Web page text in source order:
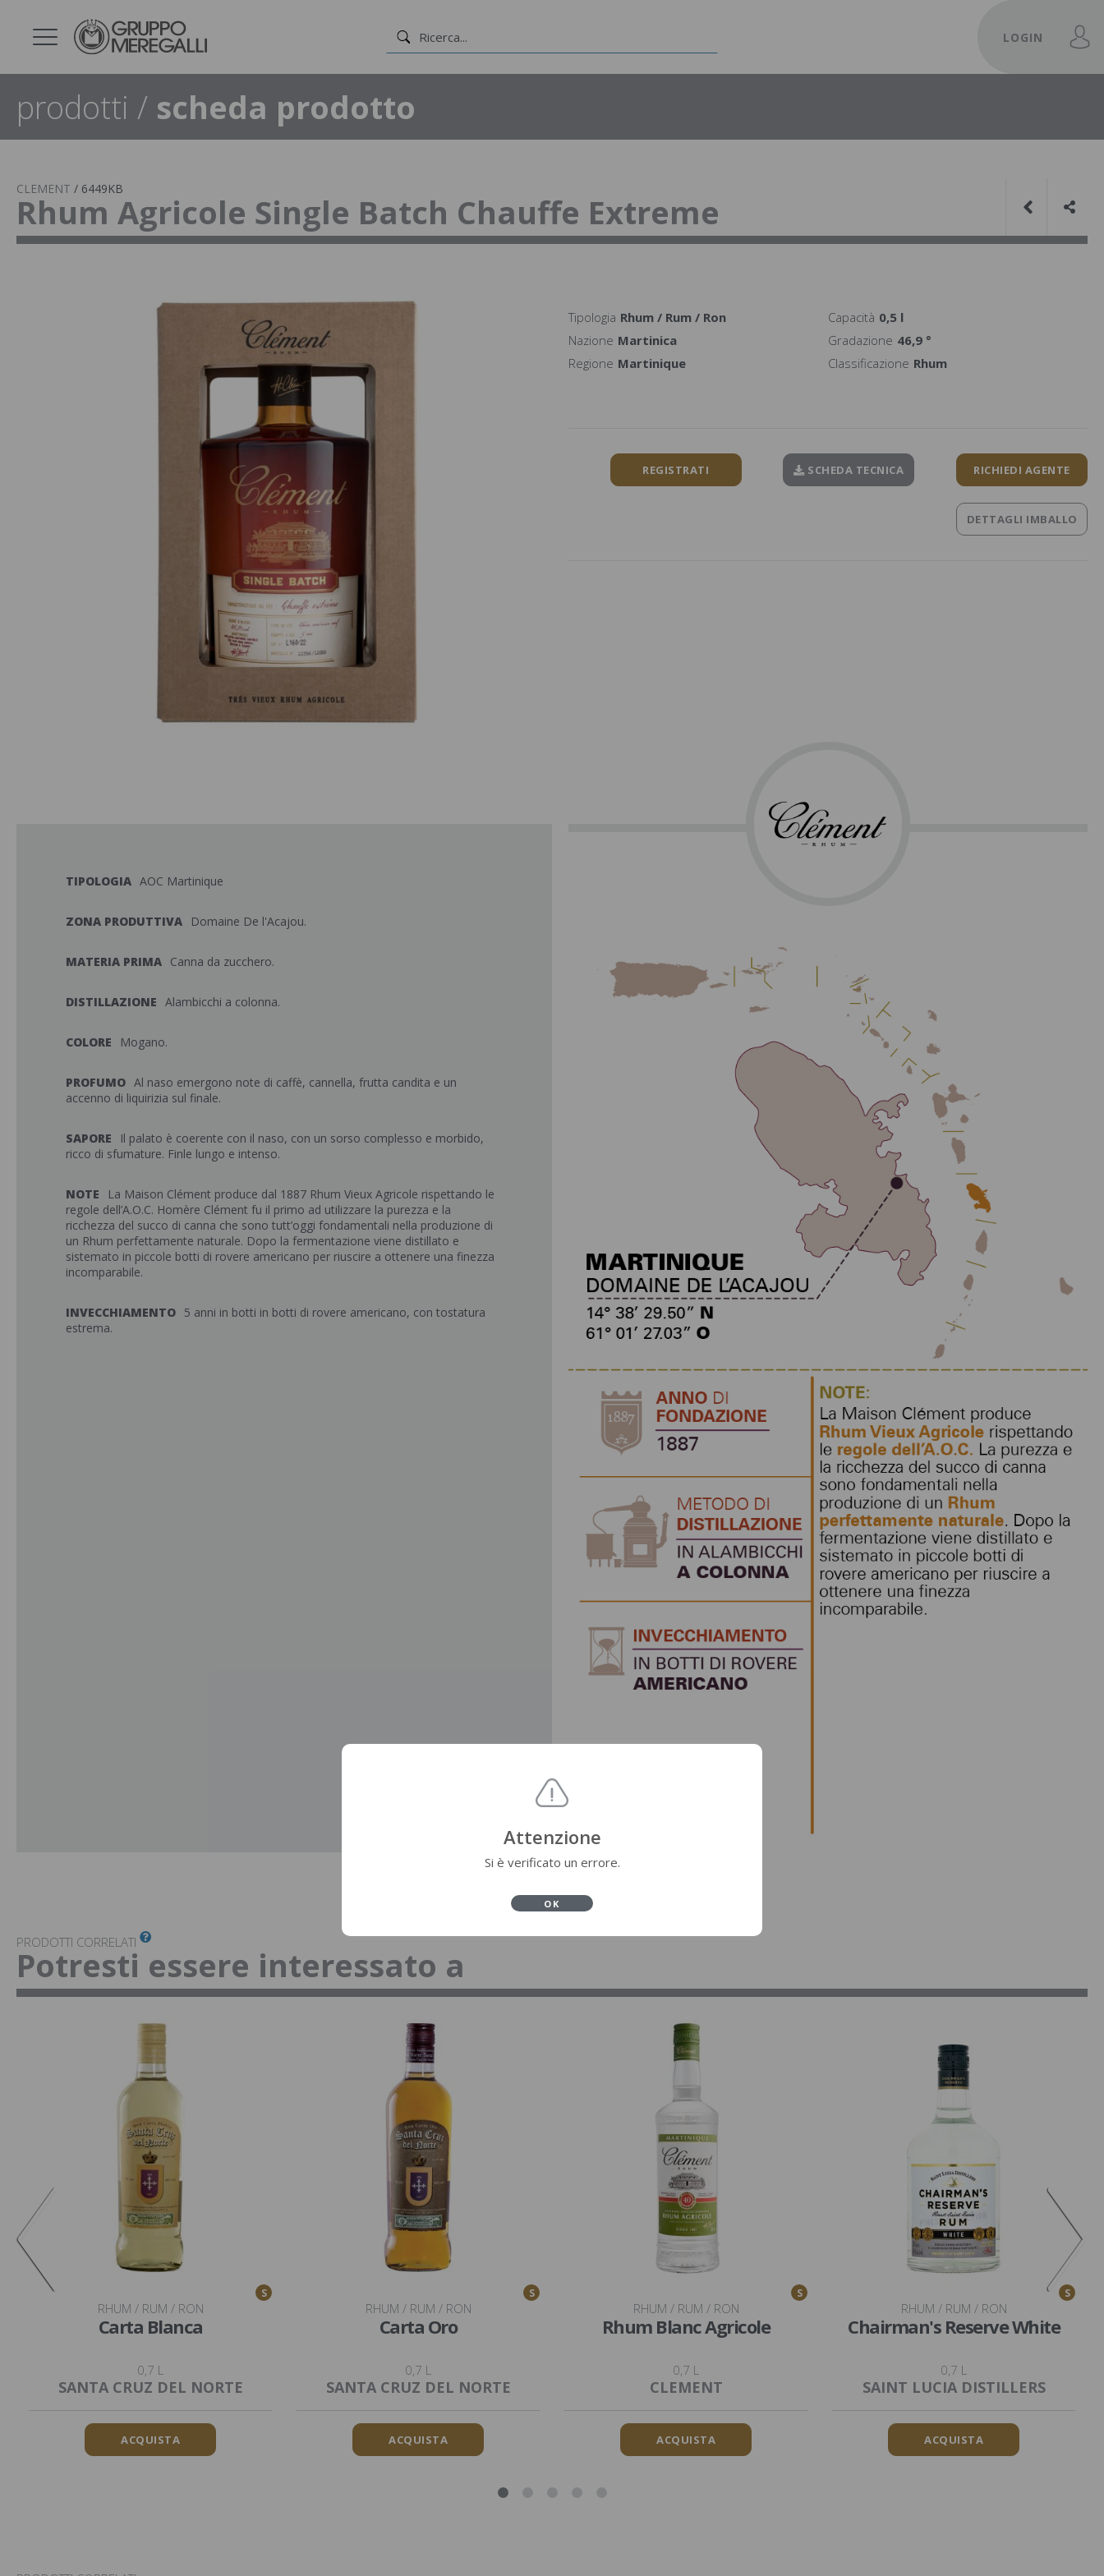
LOGIN
prodotti / scheda prodotto
CLEMENT / 6449KB
Rhum Agricole Single Batch Chauffe Extreme
Tipologia Rhum / Rum / Ron Capacità 0,5 l
Nazione Martinica Gradazione 46,9 °
Regione Martinique Classificazione Rhum
REGISTRATI SCHEDA TECNICA RICHIEDI AGENTE
DETTAGLI IMBALLO
TIPOLOGIA AOC Martinique
ZONA PRODUTTIVA Domaine De l'Acajou.
MATERIA PRIMA Canna da zucchero.
DISTILLAZIONE Alambicchi a colonna.
COLORE Mogano.
PROFUMO Al naso emergono note di caffè, cannella, frutta candita e un
accenno di liquirizia sul finale.
SAPORE
Il palato è coerente con il naso, con un sorso complesso e morbido,
ricco di sfumature. Finle lungo e intenso.
NOTE
La Maison Clément produce dal 1887 Rhum Vieux Agricole rispettando le
regole dell’A.O.C. Homère Clément fu il primo ad utilizzare la purezza e la
ricchezza del succo di canna che sono tutt’oggi fondamentali nella produzione di
un Rhum perfettamente naturale. Dopo la fermentazione viene distillato e
sistemato in piccole botti di rovere americano per riuscire a ottenere una finezza
incomparabile.
INVECCHIAMENTO 5 anni in botti in botti di rovere americano, con tostatura
estrema.
PRODOTTI CORRELATI
Potresti essere interessato a
S
RHUM / RUM / RON
Carta Blanca
0,7 L
SANTA CRUZ DEL NORTE
ACQUISTA
S
RHUM / RUM / RON
Carta Oro
0,7 L
SANTA CRUZ DEL NORTE
ACQUISTA
S
RHUM / RUM / RON
Rhum Blanc Agricole
0,7 L
CLEMENT
ACQUISTA
S
RHUM / RUM / RON
Chairman's Reserve White
0,7 L
SAINT LUCIA DISTILLERS
ACQUISTA
Attenzione
Si è verificato un errore.
OK